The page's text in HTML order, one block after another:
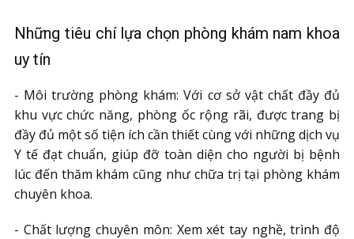
Những tiêu chí lựa chọn phòng khám nam khoa
uy tín
- Môi trường phòng khám: Với cơ sở vật chất đầy đủ
khu vực chức năng, phòng ốc rộng rãi, được trang bị
đầy đủ một số tiện ích cần thiết cùng với những dịch vụ
Y tế đạt chuẩn, giúp đỡ toàn diện cho người bị bệnh
lúc đến thăm khám cũng như chữa trị tại phòng khám
chuyên khoa.
- Chất lượng chuyên môn: Xem xét tay nghề, trình độ